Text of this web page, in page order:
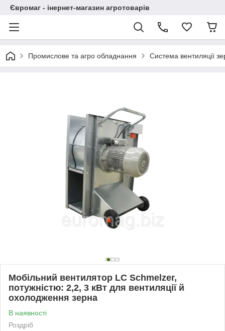
Євромаг - інернет-магазин агротоварів
Промислове та агро обладнання Система вентиляції
Мобільний вентилятор LC Schmelzer,
потужністю: 2,2, 3 кВт для вентиляції й
охолодження зерна
В наявності
Роздріб